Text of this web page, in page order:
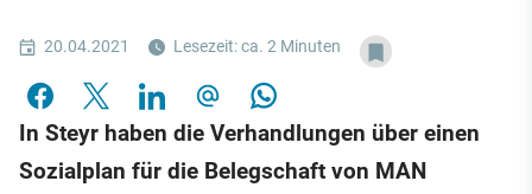
20.04.2021 Lesezeit: ca. 2 Minuten
In Steyr haben die Verhandlungen über einen
Sozialplan für die Belegschaft von MAN